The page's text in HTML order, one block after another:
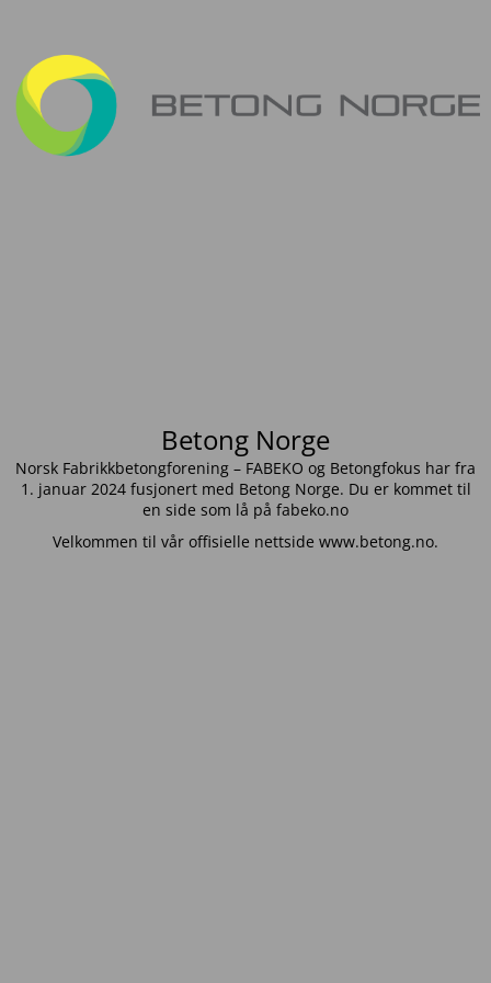
Betong Norge
Norsk Fabrikkbetongforening – FABEKO og Betongfokus har fra
1. januar 2024 fusjonert med Betong Norge. Du er kommet til
en side som lå på fabeko.no
Velkommen til vår offisielle nettside www.betong.no.